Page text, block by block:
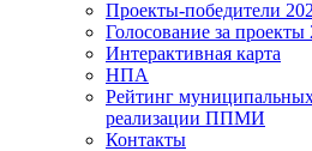
Проекты-победители
Голосование за проекты
Интерактивная карта
НПА
Рейтинг
реализации ППМИ
Контакты